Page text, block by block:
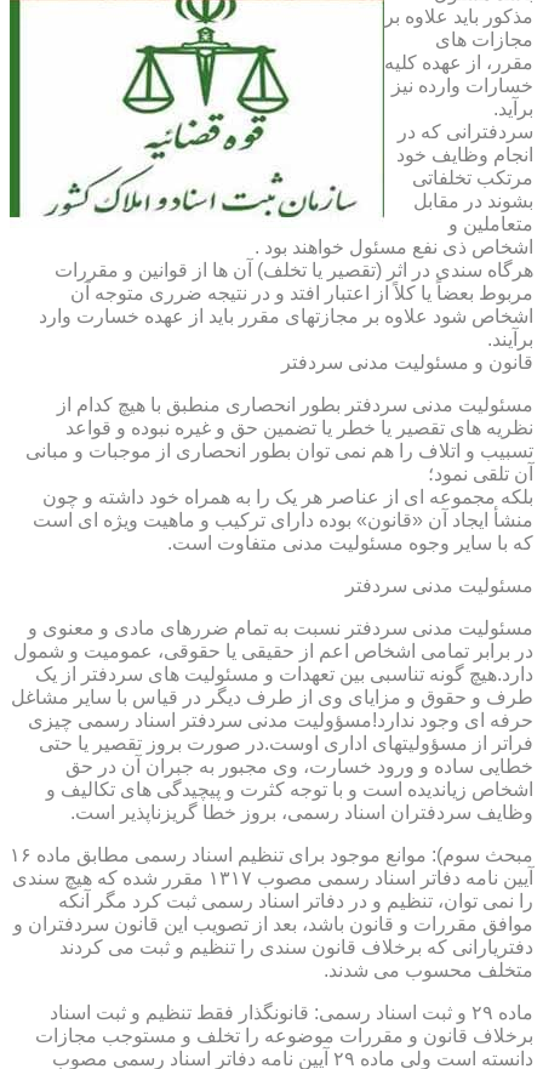
مذکور باید علاوه بر
مجازات های
مقرر، از عهده کلیه
خسارات وارده نیز
برآید.
سردفترانی که در
انجام وظایف خود
مرتکب تخلفاتی
بشوند در مقابل
متعاملین و
اشخاص ذی نفع مسئول خواهند بود .
هرگاه سندی در اثر (تقصیر یا تخلف) آن ها از قوانین و مقررات
مربوط بعضاً یا کلاً از اعتبار افتد و در نتیجه ضرری متوجه آن
اشخاص شود علاوه بر مجازتهای مقرر باید از عهده خسارت وارد
برآیند.
قانون و مسئولیت مدنی سردفتر
مسئولیت مدنی سردفتر بطور انحصاری منطبق با هیچ کدام از
نظریه های تقصیر یا خطر یا تضمین حق و غیره نبوده و قواعد
تسبیب و اتلاف را هم نمی توان بطور انحصاری از موجبات و مبانی
آن تلقی نمود؛
بلکه مجموعه ای از عناصر هر یک را به همراه خود داشته و چون
منشأ ایجاد آن «قانون» بوده دارای ترکیب و ماهیت ویژه ای است
که با سایر وجوه مسئولیت مدنی متفاوت است.
مسئولیت مدنی سردفتر
مسئولیت مدنی سردفتر نسبت به تمام ضررهای مادی و معنوی و
در برابر تمامی اشخاص اعم از حقیقی یا حقوقی، عمومیت و شمول
دارد.هیچ گونه تناسبی بین تعهدات و مسئولیت های سردفتر از یک
طرف و حقوق و مزایای وی از طرف دیگر در قیاس با سایر مشاغل
حرفه ای وجود ندارد!مسؤولیت مدنی سردفتر اسناد رسمی چیزی
فراتر از مسؤولیتهای اداری اوست.در صورت بروز تقصیر یا حتی
خطایی ساده و ورود خسارت، وی مجبور به جبران آن در حق
اشخاص زیاندیده است و با توجه کثرت و پیچیدگی های تکالیف و
وظایف سردفتران اسناد رسمی، بروز خطا گریزناپذیر است.
مبحث سوم): موانع موجود برای تنظیم اسناد رسمی مطابق ماده ۱۶
آیین نامه دفاتر اسناد رسمی مصوب ۱۳۱۷ مقرر شده که هیچ سندی
را نمی توان، تنظیم و در دفاتر اسناد رسمی ثبت کرد مگر آنکه
موافق مقررات و قانون باشد، بعد از تصویب این قانون سردفتران و
دفتریارانی که برخلاف قانون سندی را تنظیم و ثبت می کردند
متخلف محسوب می شدند.
ماده ۲۹ و ثبت اسناد رسمی: قانونگذار فقط تنظیم و ثبت اسناد
برخلاف قانون و مقررات موضوعه را تخلف و مستوجب مجازات
دانسته است ولی ماده ۲۹ آیین نامه دفاتر اسناد رسمی مصوب